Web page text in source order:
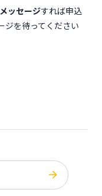
ッセージすれば申込
ジを待ってください